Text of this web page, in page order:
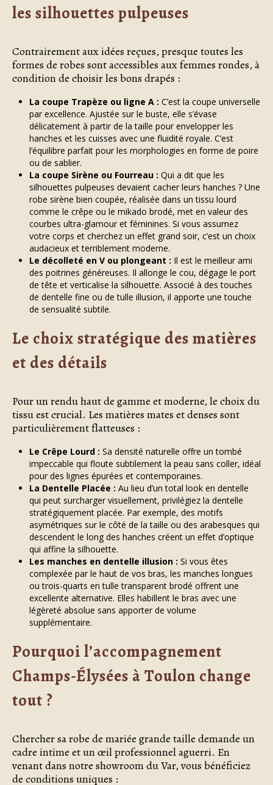
les silhouettes pulpeuses
Contrairement aux idées reçues, presque toutes les
formes de robes sont accessibles aux femmes rondes, à
condition de choisir les bons drapés :
La coupe Trapèze ou ligne A : C’est la coupe universelle
par excellence. Ajustée sur le buste, elle s’évase
délicatement à partir de la taille pour envelopper les
hanches et les cuisses avec une fluidité royale. C’est
l’équilibre parfait pour les morphologies en forme de poire
ou de sablier.
La coupe Sirène ou Fourreau : Qui a dit que les
silhouettes pulpeuses devaient cacher leurs hanches ? Une
robe sirène bien coupée, réalisée dans un tissu lourd
comme le crêpe ou le mikado brodé, met en valeur des
courbes ultra-glamour et féminines. Si vous assumez
votre corps et cherchez un effet grand soir, c’est un choix
audacieux et terriblement moderne.
Le décolleté en V ou plongeant : Il est le meilleur ami
des poitrines généreuses. Il allonge le cou, dégage le port
de tête et verticalise la silhouette. Associé à des touches
de dentelle fine ou de tulle illusion, il apporte une touche
de sensualité subtile.
Le choix stratégique des matières
et des détails
Pour un rendu haut de gamme et moderne, le choix du
tissu est crucial. Les matières mates et denses sont
particulièrement flatteuses :
Le Crêpe Lourd : Sa densité naturelle offre un tombé
impeccable qui floute subtilement la peau sans coller, idéal
pour des lignes épurées et contemporaines.
La Dentelle Placée : Au lieu d’un total look en dentelle
qui peut surcharger visuellement, privilégiez la dentelle
stratégiquement placée. Par exemple, des motifs
asymétriques sur le côté de la taille ou des arabesques qui
descendent le long des hanches créent un effet d’optique
qui affine la silhouette.
Les manches en dentelle illusion : Si vous êtes
complexée par le haut de vos bras, les manches longues
ou trois-quarts en tulle transparent brodé offrent une
excellente alternative. Elles habillent le bras avec une
légèreté absolue sans apporter de volume
supplémentaire.
Pourquoi l’accompagnement
Champs-Élysées à Toulon change
tout ?
Chercher sa robe de mariée grande taille demande un
cadre intime et un œil professionnel aguerri. En
venant dans notre showroom du Var, vous bénéficiez
de conditions uniques :